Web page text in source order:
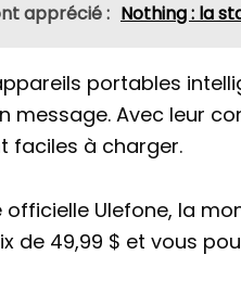
apprécié : Nothing : la
portables
message. Avec leur
faciles à charger.
Ulefone, la
de 49,99 $ et vous